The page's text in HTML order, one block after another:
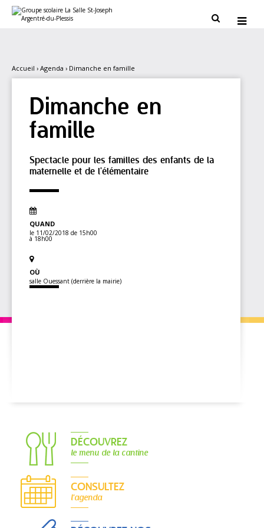
contenu.
personnels
 
Accueil › Agenda › Dimanche en famille
Dimanche en
famille
Spectacle pour les familles des enfants de la
maternelle et de l'élémentaire
QUAND
le 11/02/2018 de 15h00
à 18h00
OÙ
salle Ouessant (derrière la mairie)
DÉCOUVREZ
le menu de la cantine
CONSULTEZ
l'agenda